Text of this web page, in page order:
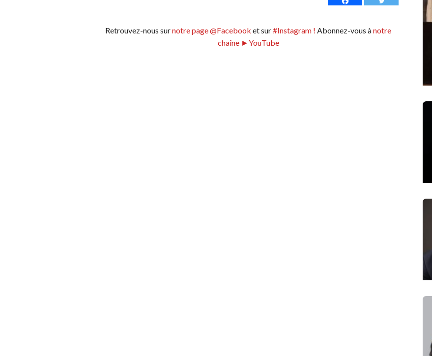
Retrouvez-nous surnotre page @Facebook et sur#Instagram ! Abonnez-vous ànotre
chaîne ►YouTube